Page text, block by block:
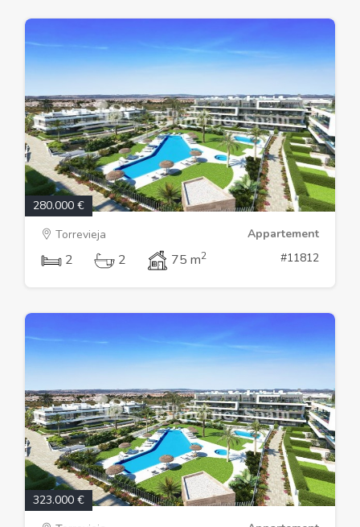
280.000 €
Torrevieja
Appartement
2 2 75 m2 #11812
323.000 €